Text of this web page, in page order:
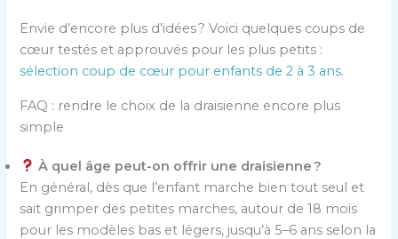
Envie d’encore plus d’idées ? Voici quelques coups de
cœur testés et approuvés pour les plus petits :
sélection coup de cœur pour enfants de 2 à 3 ans.
FAQ : rendre le choix de la draisienne encore plus
simple
À quel âge peut-on offrir une draisienne ?
En général, dès que l’enfant marche bien tout seul et
sait grimper des petites marches, autour de 18 mois
pour les modèles bas et légers, jusqu’à 5–6 ans selon la